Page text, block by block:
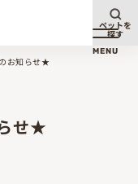
メニ
MENU
ペットを
探す
お知らせ★
せ★